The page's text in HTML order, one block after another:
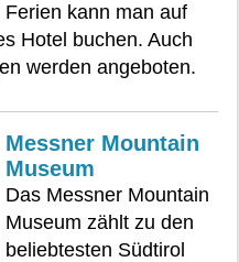
kann man auf
Hotel buchen. Auch
werden angeboten.
Messner Mountain
Museum
Das Messner Mountain
Museum zählt zu den
beliebtesten Südtirol